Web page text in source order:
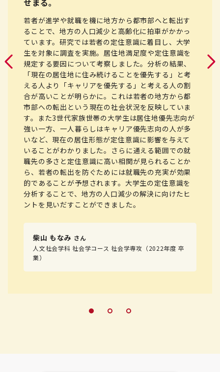
若者が進学や就職を機に地方から都市部へと転出す
ることで、地方の人口減少と高齢化に拍車がかかっ
ています。研究では若者の定住意識に着目し、大学
生を対象に調査を実施。居住地満足度や定住意識を
規定する要因について考察しました。分析の結果、
「現在の居住地に住み続けることを優先する」と考
える人より「キャリアを優先する」と考える人の割
合が高いことが明らかに。これは若者の地方から都
市部への転出という現在の社会状況を反映していま
す。また3世代家族世帯の大学生は居住地優先志向が
強い一方、一人暮らしはキャリア優先志向の人が多
いなど、現在の居住形態が定住意識に影響を与えて
いることがわかりました。さらに通える範囲での就
職先の多さと定住意識に高い相関が見られることか
ら、若者の転出を防ぐためには就職先の充実が効果
的であることが予想されます。大学生の定住意識を
分析することで、地方の人口減少の解決に向けたヒ
ントを見いだすことができました。
柴山 もなみ さん
人文社会学科 社会学コース 社会学専攻 （2022年度 卒
業）